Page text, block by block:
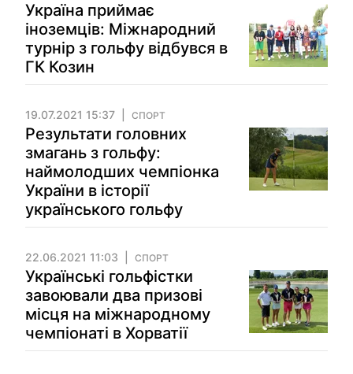
Україна приймає
іноземців: Міжнародний
турнір з гольфу відбувся в
ГК Козин
19.07.2021 15:37 СПОРТ
Результати головних
змагань з гольфу:
наймолодших чемпіонка
України в історії
українського гольфу
22.06.2021 11:03 СПОРТ
Українські гольфістки
завоювали два призові
місця на міжнародному
чемпіонаті в Хорватії